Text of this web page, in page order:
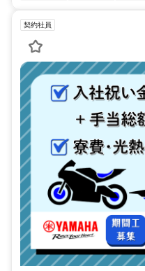
契約社員